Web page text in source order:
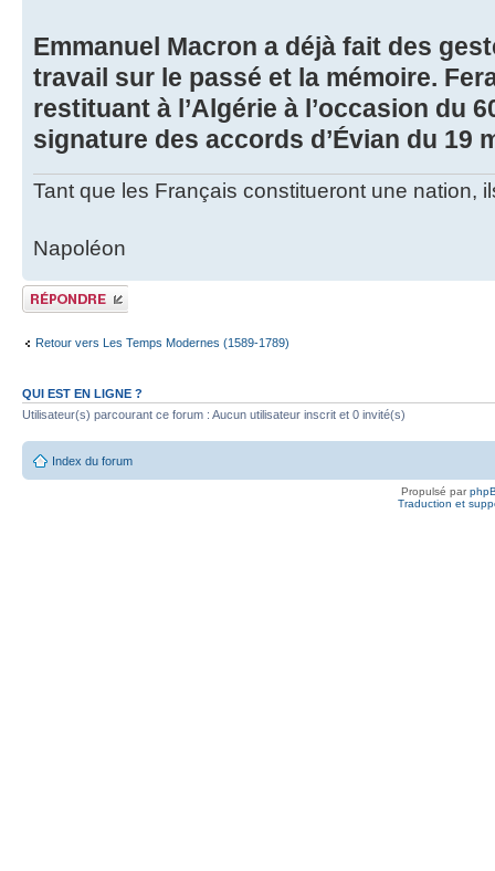
Emmanuel Macron a déjà fait des
travail sur le passé et la mémoire.
restituant à l’Algérie à l’occasion du
signature des accords d’Évian du 19
Tant que les Français constitueront une nation,
Napoléon
Publier une
réponse
Retour vers Les Temps Modernes (1589-1789)
QUI EST EN LIGNE ?
Utilisateur(s) parcourant ce forum : Aucun utilisateur inscrit et 0 invité(s)
Index du forum
Propulsé par
Traduction et